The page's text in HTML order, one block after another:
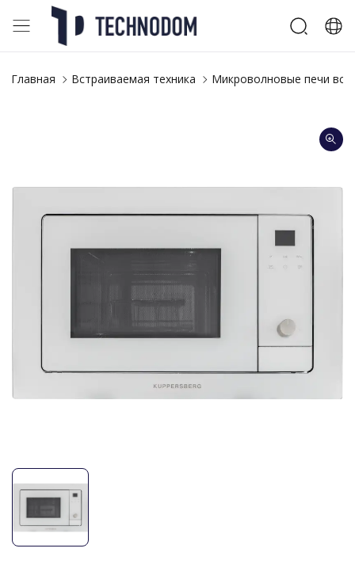
Главная Встраиваемая техника Микроволновые печи